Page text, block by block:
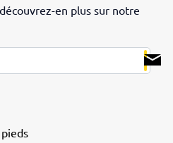
en plus sur notre
.